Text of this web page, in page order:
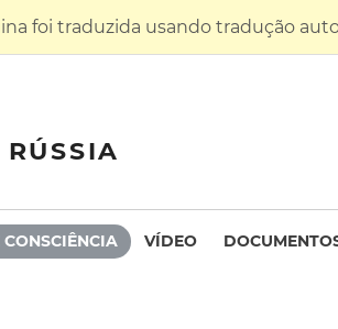
foi traduzida usando tradução
VÍDEO